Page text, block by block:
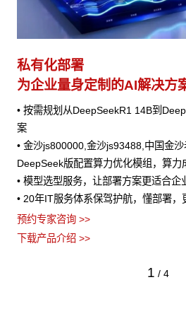
私有化部署
为企业量身定制的AI解决方
• 按需规划从DeepSeekR1 14B到
案
• 金沙js800000,金沙js93488,中国金
DeepSeek版配置算力优化模组，算力
• 模型选型服务，让部署方案更适合企
• 20年IT服务体系保驾护航，懂部署，
预约专家咨询 >>
下载产品介绍 >>
1 / 4